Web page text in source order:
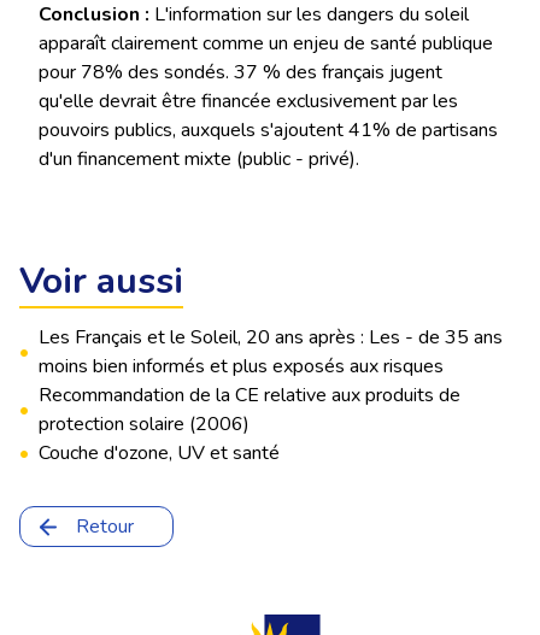
Conclusion : L'information sur les dangers du soleil
apparaît clairement comme un enjeu de santé publique
pour 78% des sondés. 37 % des français jugent
qu'elle devrait être financée exclusivement par les
pouvoirs publics, auxquels s'ajoutent 41% de partisans
d'un financement mixte (public - privé).
Voir aussi
•
Les Français et le Soleil, 20 ans après : Les - de 35 ans
moins bien informés et plus exposés aux risques
•
Recommandation de la CE relative aux produits de
protection solaire (2006)
• Couche d'ozone, UV et santé
Retour